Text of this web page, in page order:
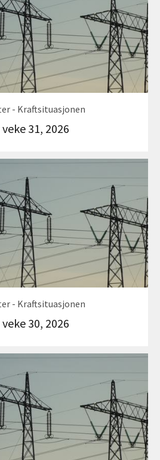
- Kraftsituasjonen
31, 2026
- Kraftsituasjonen
30, 2026